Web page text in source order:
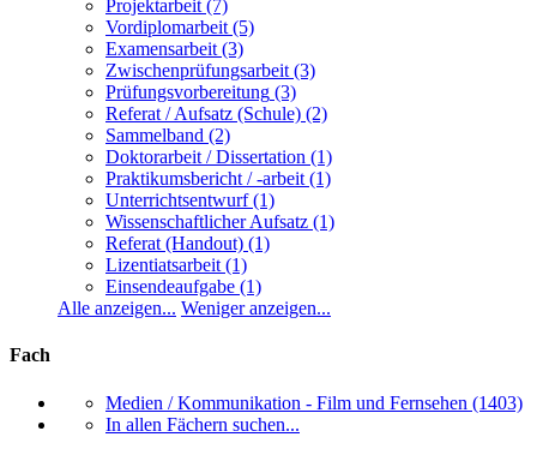
Projektarbeit (7)
Vordiplomarbeit (5)
Examensarbeit (3)
Zwischenprüfungsarbeit (3)
Prüfungsvorbereitung (3)
Referat / Aufsatz (Schule) (2)
Sammelband (2)
Doktorarbeit / Dissertation (1)
Praktikumsbericht / -arbeit (1)
Unterrichtsentwurf (1)
Wissenschaftlicher Aufsatz (1)
Referat (Handout) (1)
Lizentiatsarbeit (1)
Einsendeaufgabe (1)
Alle anzeigen... Weniger anzeigen...
Fach
Medien / Kommunikation - Film und Fernsehen (1403)
In allen Fächern suchen...